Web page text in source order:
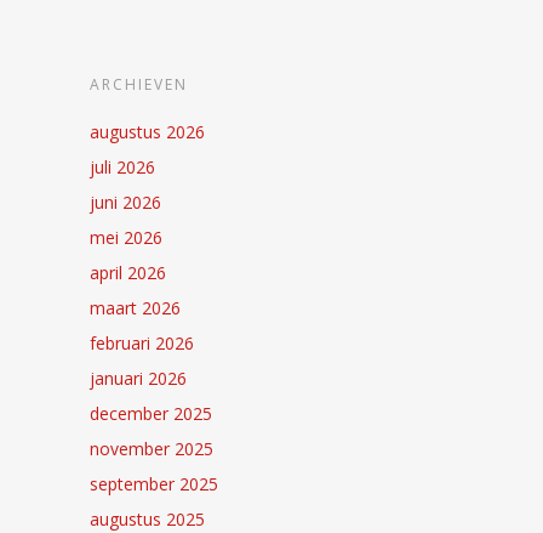
ARCHIEVEN
augustus 2026
juli 2026
juni 2026
mei 2026
april 2026
maart 2026
februari 2026
januari 2026
december 2025
november 2025
september 2025
augustus 2025